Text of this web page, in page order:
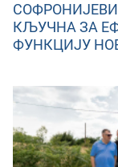
КЉУЧНА ЗА
ФУНКЦИЈУ